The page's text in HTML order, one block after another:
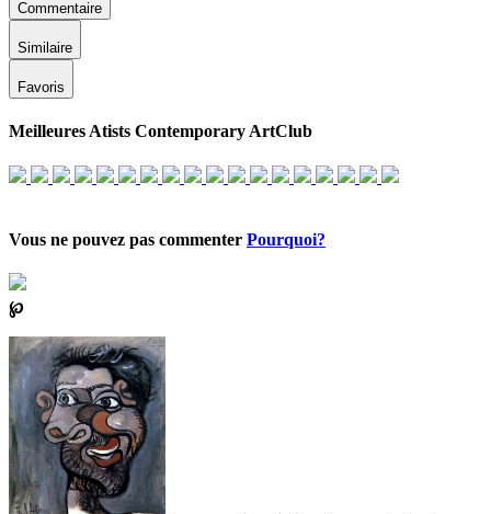
Commentaire
Similaire
Favoris
Meilleures Atists Contemporary ArtClub
Vous ne pouvez pas commenter Pourquoi?
℘